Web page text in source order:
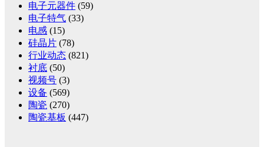
电子元器件 (59)
电子特气 (33)
电感 (15)
硅晶片 (78)
行业动态 (821)
衬底 (50)
视频号 (3)
设备 (569)
陶瓷 (270)
陶瓷基板 (447)